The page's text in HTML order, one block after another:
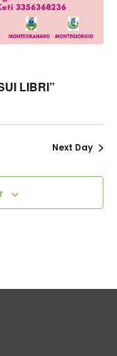
LIBRI”
Next Day